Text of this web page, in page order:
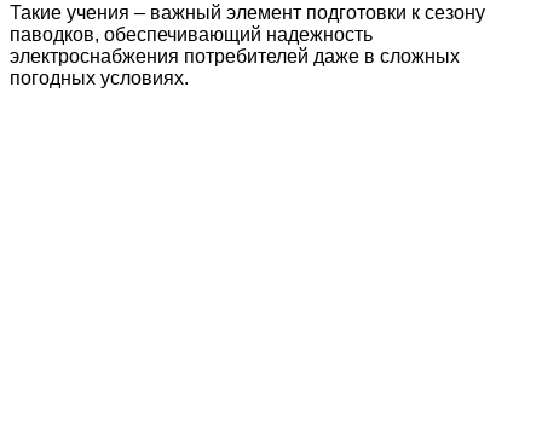
Такие учения – важный элемент подготовки к сезону
паводков, обеспечивающий надежность
электроснабжения потребителей даже в сложных
погодных условиях.